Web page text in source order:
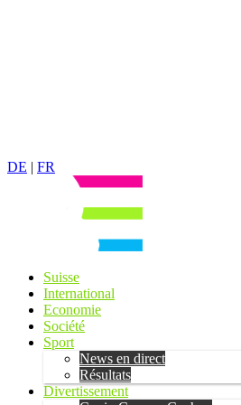
DE | FR
Suisse
International
Economie
Société
Sport
News en direct
Résultats
Divertissement